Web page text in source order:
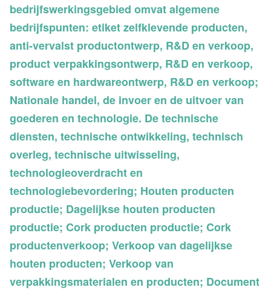
bedrijfswerkingsgebied omvat algemene
bedrijfspunten: etiket zelfklevende producten,
anti-vervalst productontwerp, R&D en verkoop,
product verpakkingsontwerp, R&D en verkoop,
software en hardwareontwerp, R&D en verkoop;
Nationale handel, de invoer en de uitvoer van
goederen en technologie. De technische
diensten, technische ontwikkeling, technisch
overleg, technische uitwisseling,
technologieoverdracht en
technologiebevordering; Houten producten
productie; Dagelijkse houten producten
productie; Cork producten productie; Cork
productenverkoop; Verkoop van dagelijkse
houten producten; Verkoop van
verpakkingsmaterialen en producten; Document